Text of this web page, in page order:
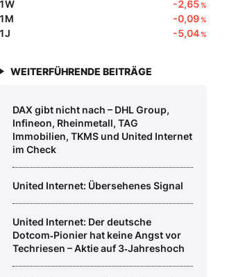
1W -2,65%
1M -0,09%
1J -5,04%
WEITERFÜHRENDE BEITRÄGE
DAX gibt nicht nach – DHL Group,
Infineon, Rheinmetall, TAG
Immobilien, TKMS und United Internet
im Check
United Internet: Übersehenes Signal
United Internet: Der deutsche
Dotcom‑Pionier hat keine Angst vor
Techriesen – Aktie auf 3‑Jahreshoch